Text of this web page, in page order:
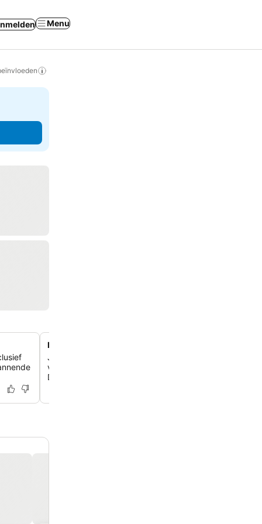
Menu
Handige toegang tot openbaar vervoer
Je bent slechts een minuut lopen van een tramhalte en
van Arran Quay, wat zorgt voor gemakkelijke
Dublin.